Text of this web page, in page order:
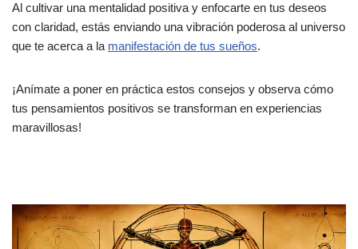
Al cultivar una mentalidad positiva y enfocarte en tus deseos
con claridad, estás enviando una vibración poderosa al universo
que te acerca a la manifestación de tus sueños.
¡Anímate a poner en práctica estos consejos y observa cómo
tus pensamientos positivos se transforman en experiencias
maravillosas!